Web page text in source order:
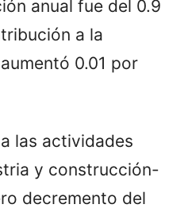
anual fue del 0.9
a la
0.01 por
las actividades
y construcción-
decremento del